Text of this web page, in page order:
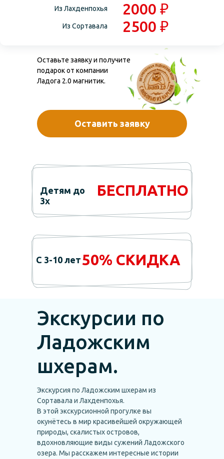
2000 ₽
Оставить заявку
Из Лахденпохья
Из Сортавала 2500 ₽
Оставьте заявку и получите
подарок от компании
Ладога 2.0 магнитик.
Детям до
3х
С 3-10 лет
БЕСПЛАТНО
50% СКИДКА
Экскурсии по
Ладожским
шхерам.
Экскурсия по Ладожским шхерам из
Сортавала и Лахденпохья.
В этой экскурсионной прогулке вы
окунётесь в мир красивейшей окружающей
природы, скалистых островов,
вдохновляющие виды сужений Ладожского
озера. Мы расскажем интересные истории